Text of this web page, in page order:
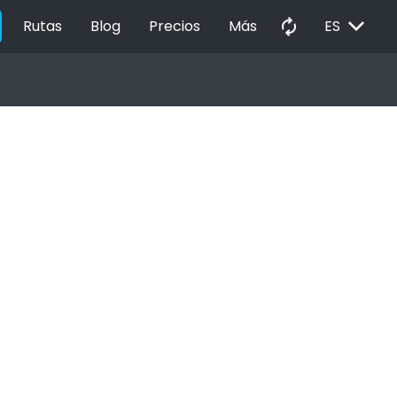
Rutas Blog Precios Más autorenew ES EXPAND_MORE